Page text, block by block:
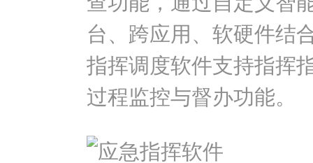
台、跨应用、软硬件结
指挥调度软件支持指挥
过程监控与督办功能。